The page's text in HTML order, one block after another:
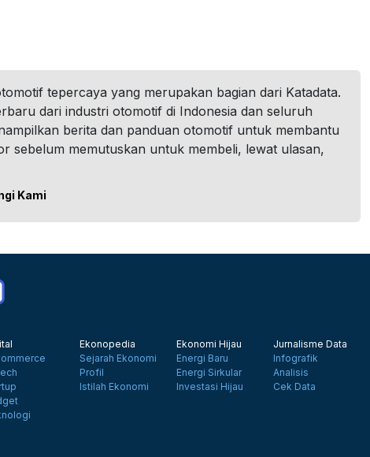
tepercaya yang merupakan bagian dari Katadata.
dari industri otomotif di Indonesia dan seluruh
berita dan panduan otomotif untuk membantu
sebelum memutuskan untuk membeli, lewat ulasan,
Kami
Ekonopedia
Sejarah Ekonomi
Profil
Istilah Ekonomi
Ekonomi Hijau
Energi Baru
Energi Sirkular
Investasi Hijau
Jurnalisme Data
Infografik
Analisis
Cek Data